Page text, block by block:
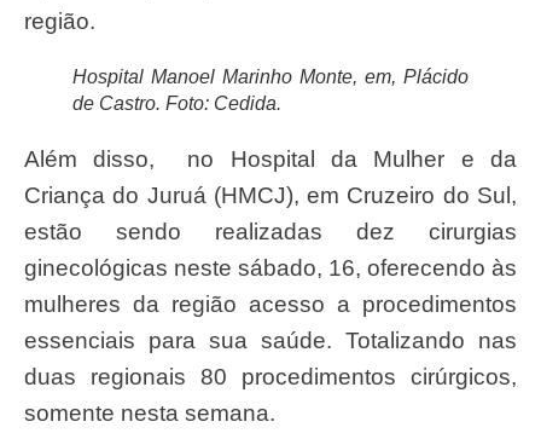
região.
Hospital Manoel Marinho Monte, em, Plácido
de Castro. Foto: Cedida.
Além disso, no Hospital da Mulher e da
Criança do Juruá (HMCJ), em Cruzeiro do Sul,
estão sendo realizadas dez cirurgias
ginecológicas neste sábado, 16, oferecendo às
mulheres da região acesso a procedimentos
essenciais para sua saúde. Totalizando nas
duas regionais 80 procedimentos cirúrgicos,
somente nesta semana.